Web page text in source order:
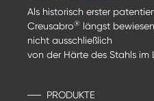
Als historisch erster
Creusabro® längst
nicht ausschließlich
von der Härte des Stahls
PRODUKTE